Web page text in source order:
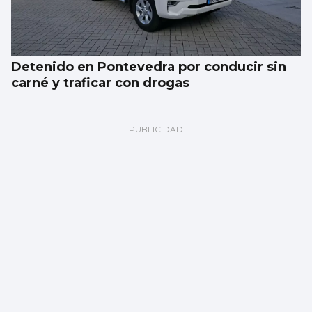
Detenido en Pontevedra por conducir sin
carné y traficar con drogas